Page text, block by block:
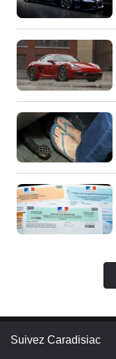
Suivez Caradisiac